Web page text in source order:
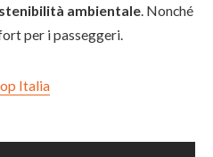
ambientale . Nonché
per i passeggeri.
Italia